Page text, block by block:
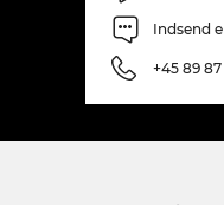
Indsend
+45 89